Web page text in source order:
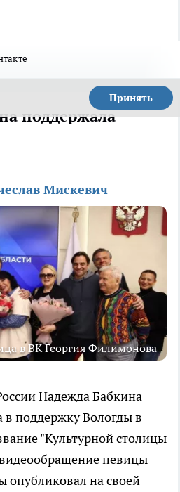
Принять
поддержала
Мискевич
в ВК Георгия Филимонова
Надежда Бабкина
поддержку Вологды в
"Культурной столицы
певицы
опубликовал на своей